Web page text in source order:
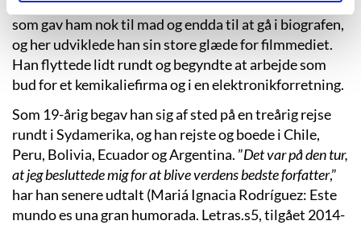
tilknytning til en kirke. Han levede af at sælge aviser,
som gav ham nok til mad og endda til at gå i biografen,
og her udviklede han sin store glæde for filmmediet.
Han flyttede lidt rundt og begyndte at arbejde som
bud for et kemikaliefirma og i en elektronikforretning.
Som 19-årig begav han sig af sted på en treårig rejse
rundt i Sydamerika, og han rejste og boede i Chile,
Peru, Bolivia, Ecuador og Argentina. ”Det var på den tur,
at jeg besluttede mig for at blive verdens bedste forfatter,”
har han senere udtalt (Mariá Ignacia Rodríguez: Este
mundo es una gran humorada. Letras.s5, tilgået 2014-